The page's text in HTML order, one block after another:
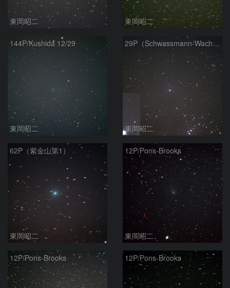
東岡昭二 東岡昭二
144P/Kushida 12/29
東岡昭二
29P（Schwassmann-Wachmann）
東岡昭二
62P（紫金山第1）
東岡昭二
12P/Pons-Brooks
東岡昭二
12P/Pons-Brooks 12P/Pons-Brooks